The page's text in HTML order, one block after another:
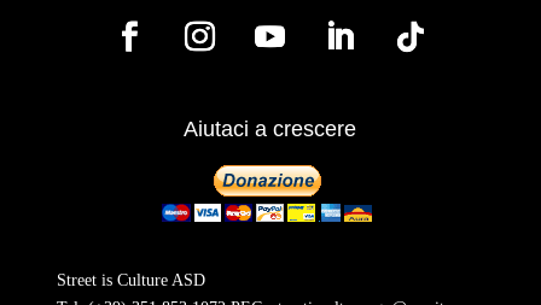
Aiutaci a crescere
Street is Culture ASD